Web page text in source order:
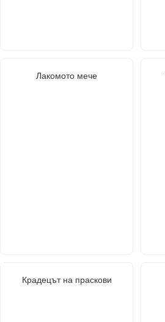
Лакомото мече
Крадецът на праскови